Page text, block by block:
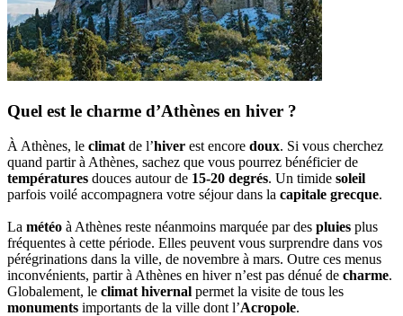
Quel est le charme d’Athènes en hiver ?
À Athènes, le climat de l’hiver est encore doux. Si vous cherchez
quand partir à Athènes, sachez que vous pourrez bénéficier de
températures douces autour de 15-20 degrés. Un timide soleil
parfois voilé accompagnera votre séjour dans la capitale grecque.
La météo à Athènes reste néanmoins marquée par des pluies plus
fréquentes à cette période. Elles peuvent vous surprendre dans vos
pérégrinations dans la ville, de novembre à mars. Outre ces menus
inconvénients, partir à Athènes en hiver n’est pas dénué de charme.
Globalement, le climat hivernal permet la visite de tous les
monuments importants de la ville dont l’Acropole.